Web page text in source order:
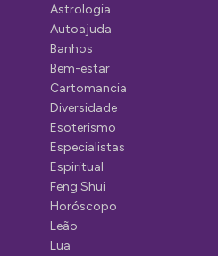
Astrologia
Autoajuda
Banhos
Bem-estar
Cartomancia
Diversidade
Esoterismo
Especialistas
Espiritual
Feng Shui
Horóscopo
Leão
Lua